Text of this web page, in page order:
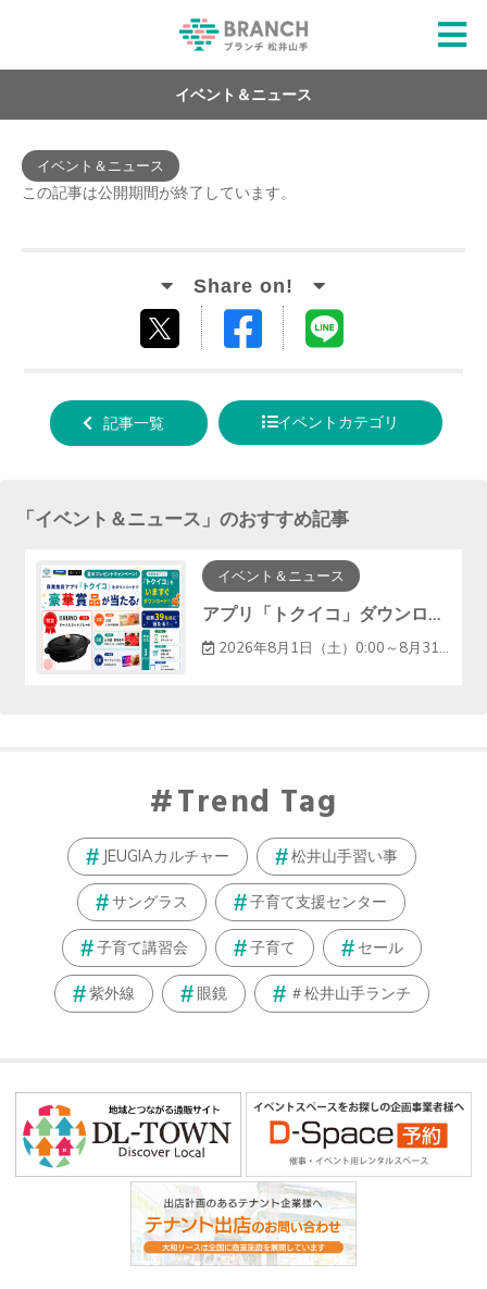
イベント＆ニュース
イベント＆ニュース
この記事は公開期間が終了しています。
する
Facebook
る
記事一覧 イベントカテゴリ
「イベント＆ニュース 」のおすすめ記事
イベント＆ニュース
アプリ「トクイコ」ダウンロードで豪華賞品が当たる！
2026年8月1日（土）0:00～8月31日（月）23:59
Trend Tag
JEUGIAカルチャー 松井山手習い事
サングラス 子育て支援センター
子育て講習会 子育て セール
紫外線 眼鏡 ＃松井山手ランチ